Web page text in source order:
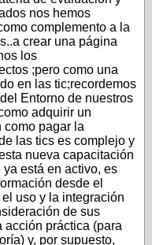
nos hemos
complemento a la
crear una página
los
;pero como una
en las tic;recordemos
Entorno de nuestros
adquirir un
como pagar la
las tics es complejo y
nueva capacitación
está en activo, es
desde el
uso y la integración
de sus
acción práctica (para
y, por supuesto,